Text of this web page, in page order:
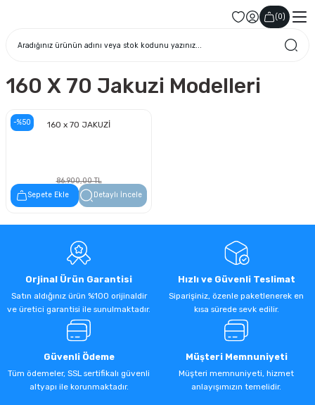
(0)
160 X 70 Jakuzi Modelleri
-%50 160 x 70 JAKUZİ
86.900,00 TL
43.450,00 TL
Sepete Ekle Detaylı İncele
Orjinal Ürün Garantisi
Satın aldığınız ürün %100 orijinaldir
ve üretici garantisi ile sunulmaktadır.
Hızlı ve Güvenli Teslimat
Siparişiniz, özenle paketlenerek en
kısa sürede sevk edilir.
Güvenli Ödeme
Tüm ödemeler, SSL sertifikalı güvenli
altyapı ile korunmaktadır.
Müşteri Memnuniyeti
Müşteri memnuniyeti, hizmet
anlayışımızın temelidir.